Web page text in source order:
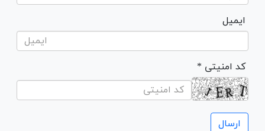
ایمیل
* کد امنیتی